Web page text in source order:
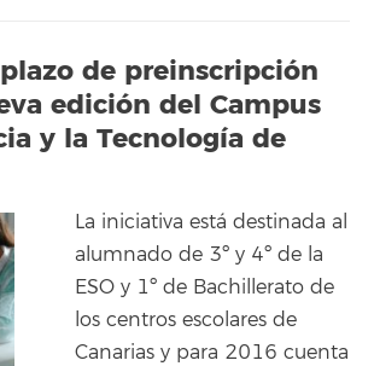
de preinscripción
edición del Campus
y la Tecnología de
La iniciativa está destinada al
alumnado de 3º y 4º de la
ESO y 1º de Bachillerato de
los centros escolares de
Canarias y para 2016 cuenta